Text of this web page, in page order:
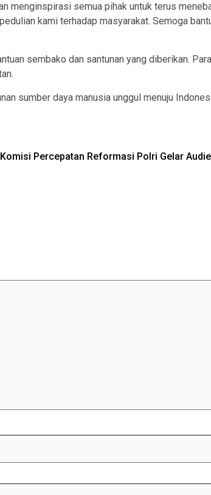
menginspirasi semua pihak untuk terus
kami terhadap masyarakat. Semoga
sembako dan santunan yang diberikan.
sumber daya manusia unggul menuju
Komisi Percepatan Reformasi Polri Gelar